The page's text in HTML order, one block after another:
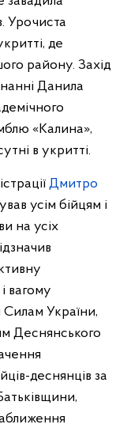
Урочиста
де
району. Захід
Данила
«Калина»,
в укритті.
Дмитро
усім бійцям і
на усіх
вагому
України,
Деснянського
деснянців за